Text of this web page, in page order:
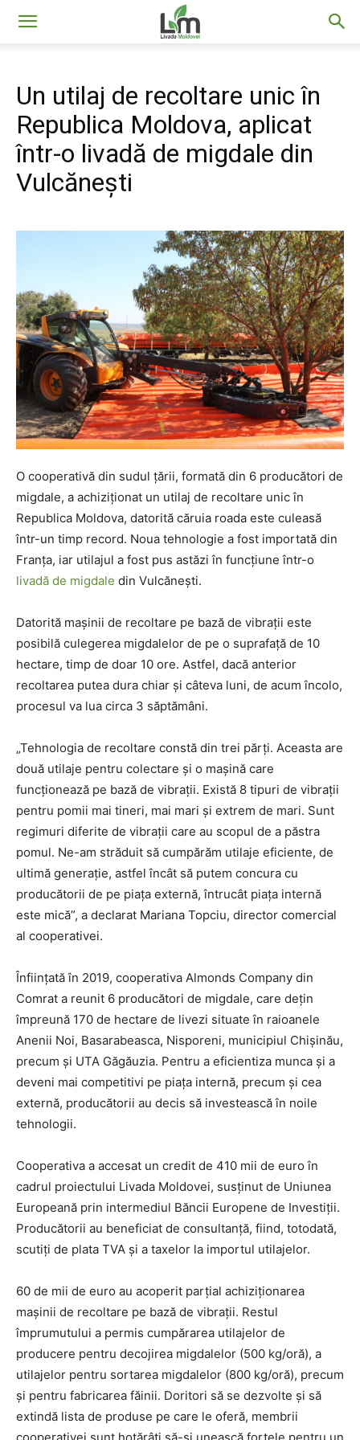
Livada
Moldovei
Un utilaj de recoltare unic în
Republica Moldova, aplicat
într-o livadă de migdale din
Vulcănești
O cooperativă din sudul țării, formată din 6 producători de
migdale, a achiziționat un utilaj de recoltare unic în
Republica Moldova, datorită căruia roada este culeasă
într-un timp record. Noua tehnologie a fost importată din
Franța, iar utilajul a fost pus astăzi în funcțiune într-o
livadă de migdale din Vulcănești.
Datorită mașinii de recoltare pe bază de vibrații este
posibilă culegerea migdalelor de pe o suprafață de 10
hectare, timp de doar 10 ore. Astfel, dacă anterior
recoltarea putea dura chiar și câteva luni, de acum încolo,
procesul va lua circa 3 săptămâni.
„Tehnologia de recoltare constă din trei părți. Aceasta are
două utilaje pentru colectare și o mașină care
funcționează pe bază de vibrații. Există 8 tipuri de vibrații
pentru pomii mai tineri, mai mari și extrem de mari. Sunt
regimuri diferite de vibrații care au scopul de a păstra
pomul. Ne-am străduit să cumpărăm utilaje eficiente, de
ultimă generație, astfel încât să putem concura cu
producătorii de pe piața externă, întrucât piața internă
este mică”, a declarat Mariana Topciu, director comercial
al cooperativei.
Înființată în 2019, cooperativa Almonds Company din
Comrat a reunit 6 producători de migdale, care dețin
împreună 170 de hectare de livezi situate în raioanele
Anenii Noi, Basarabeasca, Nisporeni, municipiul Chișinău,
precum și UTA Găgăuzia. Pentru a eficientiza munca și a
deveni mai competitivi pe piața internă, precum și cea
externă, producătorii au decis să investească în noile
tehnologii.
Cooperativa a accesat un credit de 410 mii de euro în
cadrul proiectului Livada Moldovei, susținut de Uniunea
Europeană prin intermediul Băncii Europene de Investiții.
Producătorii au beneficiat de consultanță, fiind, totodată,
scutiți de plata TVA și a taxelor la importul utilajelor.
60 de mii de euro au acoperit parțial achiziționarea
mașinii de recoltare pe bază de vibrații. Restul
împrumutului a permis cumpărarea utilajelor de
producere pentru decojirea migdalelor (500 kg/oră), a
utilajelor pentru sortarea migdalelor (800 kg/oră), precum
și pentru fabricarea făinii. Doritori să se dezvolte și să
extindă lista de produse pe care le oferă, membrii